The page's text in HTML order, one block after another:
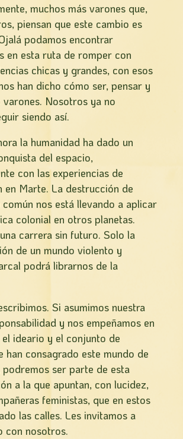
muchos más varones que,
piensan que este cambio es
podamos encontrar
en esta ruta de romper con
chicas y grandes, con esos
han dicho cómo ser, pensar y
Nosotros ya no
siendo así.
la humanidad ha dado un
del espacio,
con las experiencias de
en Marte. La destrucción de
común nos está llevando a aplicar
colonial en otros planetas.
carrera sin futuro. Solo la
de un mundo violento y
podrá librarnos de la
Si asumimos nuestra
y nos empeñamos en
ideario y el conjunto de
han consagrado este mundo de
podremos ser parte de esta
a la que apuntan, con lucidez,
feministas, que en estos
las calles. Les invitamos a
con nosotros.